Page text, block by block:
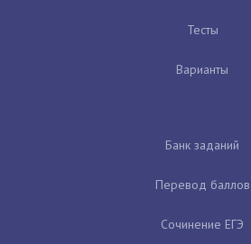
Тесты
Варианты
Банк заданий
Перевод баллов
Сочинение ЕГЭ